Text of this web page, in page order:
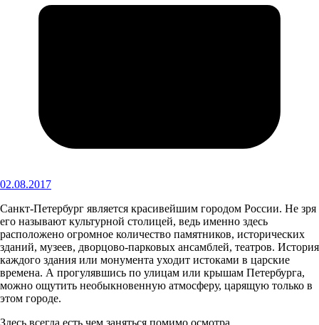
02.08.2017
Санкт-Петербург является красивейшим городом России. Не зря
его называют культурной столицей, ведь именно здесь
расположено огромное количество памятников, исторических
зданий, музеев, дворцово-парковых ансамблей, театров. История
каждого здания или монумента уходит истоками в царские
времена. А прогулявшись по улицам или крышам Петербурга,
можно ощутить необыкновенную атмосферу, царящую только в
этом городе.